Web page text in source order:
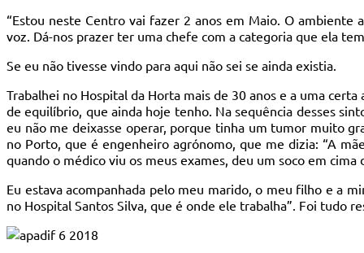
“Estou neste Centro vai fazer 2 anos em Maio. O ambiente
voz. Dá-nos prazer ter uma chefe com a categoria que ela
Se eu não tivesse vindo para aqui não sei se ainda existia.
Trabalhei no Hospital da Horta mais de 30 anos e a uma
de equilíbrio, que ainda hoje tenho. Na sequência desses
eu não me deixasse operar, porque tinha um tumor muito
no Porto, que é engenheiro agrónomo, que me dizia: “A
quando o médico viu os meus exames, deu um soco em
Eu estava acompanhada pelo meu marido, o meu filho e a
no Hospital Santos Silva, que é onde ele trabalha”. Foi tudo